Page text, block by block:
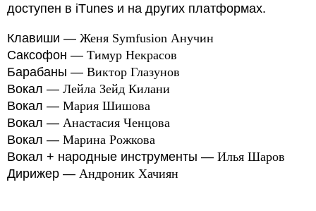
доступен в iТunes и на других платформах.
Клавиши — Женя Symfusion Анучин
Саксофон — Тимур Некрасов
Барабаны — Виктор Глазунов
Вокал — Лейла Зейд Килани
Вокал — Мария Шишова
Вокал — Анастасия Ченцова
Вокал — Марина Рожкова
Вокал + народные инструменты — Илья Шаров
Дирижер — Андроник Хачиян